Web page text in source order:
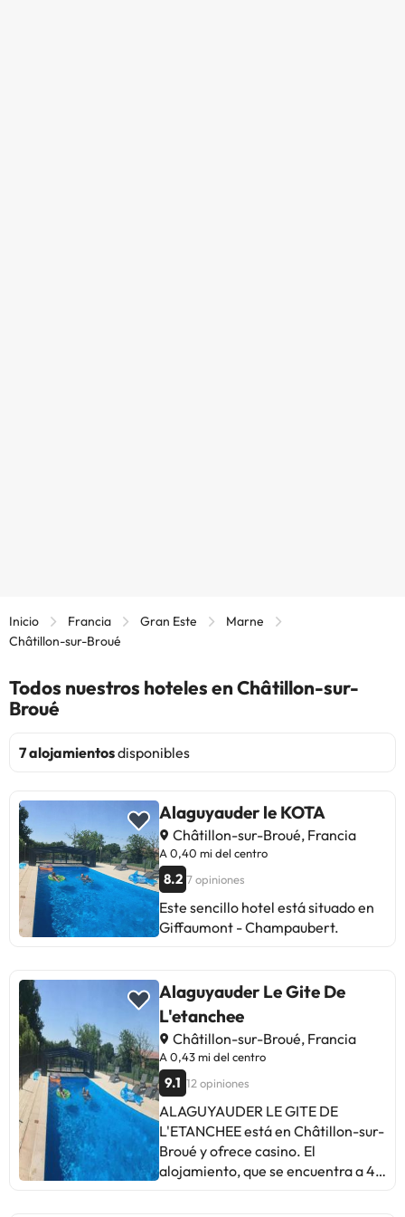
Inicio Francia Gran Este
Marne
Châtillon-sur-Broué
Todos nuestros hoteles en Châtillon-sur-
Broué
7 alojamientosdisponibles
Alaguyauder le KOTA
Châtillon-sur-Broué, Francia
A 0,40 mi del centro
8.2 7 opiniones
Este sencillo hotel está situado en
Giffaumont - Champaubert.
Alaguyauder Le Gite De
L'etanchee
Châtillon-sur-Broué, Francia
A 0,43 mi del centro
9.1 12 opiniones
ALAGUYAUDER LE GITE DE
L'ETANCHEE está en Châtillon-sur-
Broué y ofrece casino. El
alojamiento, que se encuentra a 47